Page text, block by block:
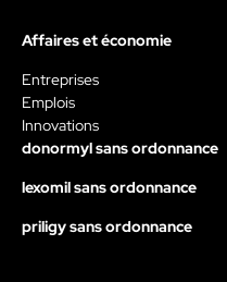
Affaires et économie
Entreprises
Emplois
Innovations
donormyl sans ordonnance
lexomil sans ordonnance
priligy sans ordonnance